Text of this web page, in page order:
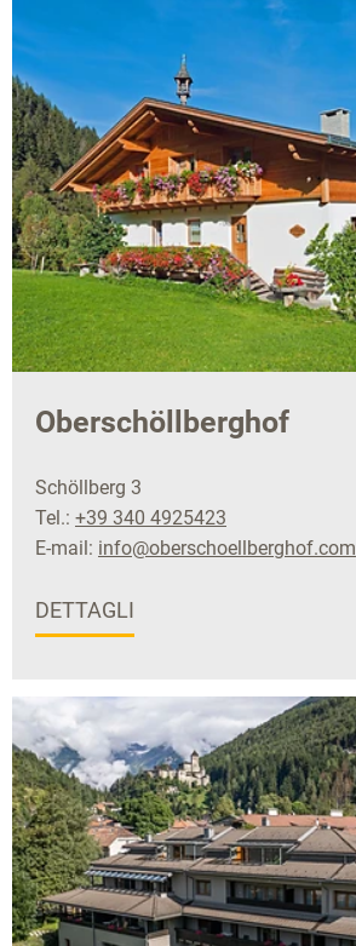
Oberschöllberghof
Schöllberg 3
Tel.: +39 340 4925423
E-mail: info@oberschoellberghof.com
DETTAGLI